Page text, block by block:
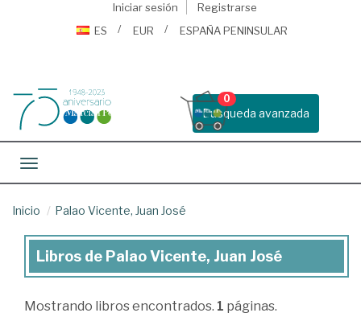
Iniciar sesión
Registrarse
ES
EUR ESPAÑA PENINSULAR
Busqueda avanzada
0
Toggle navigation
Inicio Palao Vicente, Juan José
Libros
Libros de Palao Vicente, Juan José
Mostrando libros encontrados. 1 páginas.